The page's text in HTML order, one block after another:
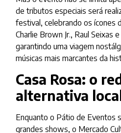
de tributos especiais será
festival, celebrando os ícones
Charlie Brown Jr., Raul Seixas
garantindo uma viagem
músicas mais marcantes da
Casa Rosa: o
alternativa
Enquanto o Pátio de Eventos
grandes shows, o Mercado